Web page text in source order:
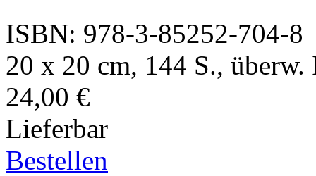
ISBN: 978-3-85252-704-8
20 x 20 cm, 144 S.,
24,00 €
Lieferbar
Bestellen